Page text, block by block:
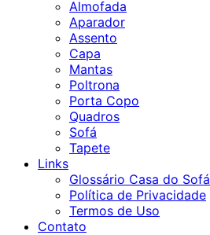
Almofada
Aparador
Assento
Capa
Mantas
Poltrona
Porta Copo
Quadros
Sofá
Tapete
Links
Glossário Casa do Sofá
Política de Privacidade
Termos de Uso
Contato